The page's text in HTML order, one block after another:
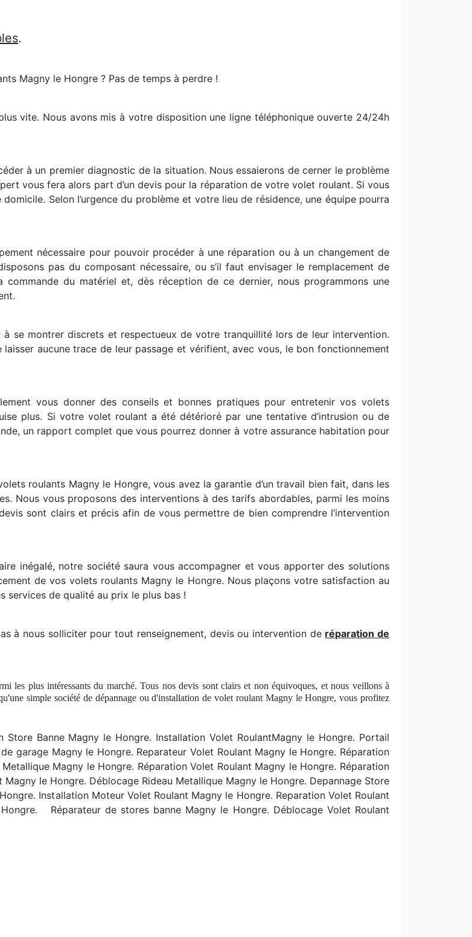
.
Magny le Hongre ? Pas de temps à perdre !
vite. Nous avons mis à votre disposition une ligne téléphonique ouverte 24/24h
à un premier diagnostic de la situation. Nous essaierons de cerner le problème
vous fera alors part d’un devis pour la réparation de votre volet roulant. Si vous
Selon l’urgence du problème et votre lieu de résidence, une équipe pourra
nécessaire pour pouvoir procéder à une réparation ou à un changement de
pas du composant nécessaire, ou s’il faut envisager le remplacement de
commande du matériel et, dès réception de ce dernier, nous programmons une
se montrer discrets et respectueux de votre tranquillité lors de leur intervention.
laisser aucune trace de leur passage et vérifient, avec vous, le bon fonctionnement
vous donner des conseils et bonnes pratiques pour entretenir vos volets
plus. Si votre volet roulant a été détérioré par une tentative d’intrusion ou de
un rapport complet que vous pourrez donner à votre assurance habitation pour
roulants Magny le Hongre, vous avez la garantie d’un travail bien fait, dans les
Nous vous proposons des interventions à des tarifs abordables, parmi les moins
sont clairs et précis afin de vous permettre de bien comprendre l’intervention
inégalé, notre société saura vous accompagner et vous apporter des solutions
de vos volets roulants Magny le Hongre. Nous plaçons votre satisfaction au
services de qualité au prix le plus bas !
à nous solliciter pour tout renseignement, devis ou intervention de réparation de
les plus intéressants du marché. Tous nos devis sont clairs et non équivoques, et nous veillons à
simple société de dépannage ou d'installation de volet roulant Magny le Hongre, vous profitez
Banne Magny le Hongre. Installation Volet RoulantMagny le Hongre. Portail
garage Magny le Hongre. Reparateur Volet Roulant Magny le Hongre. Réparation
Magny le Hongre. Réparation Volet Roulant Magny le Hongre. Réparation
le Hongre. Déblocage Rideau Metallique Magny le Hongre. Depannage Store
Installation Moteur Volet Roulant Magny le Hongre. Reparation Volet Roulant
Hongre. Réparateur de stores banne Magny le Hongre. Déblocage Volet Roulant